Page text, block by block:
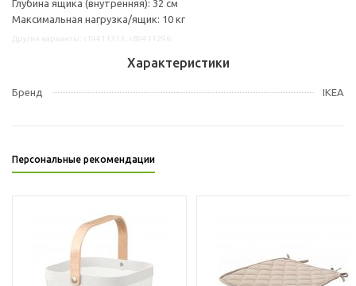
Глубина ящика (внутренняя): 32 см
Максимальная нагрузка/ящик: 10 кг
Характеристики
Бренд IKEA
Персональные рекомендации